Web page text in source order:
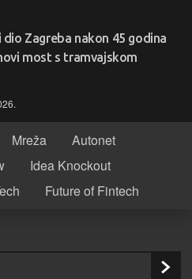
dio Zagreba nakon 45 godina
most s tramvajskom
Mreža
Autonet
Idea Knockout
Future of Fintech